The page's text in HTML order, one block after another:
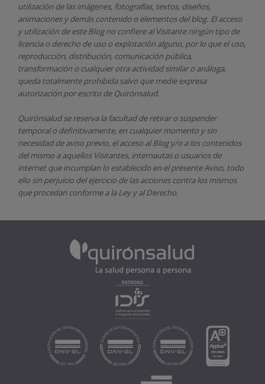
utilización de las imágenes, fotografías, textos, diseños,
animaciones y demás contenido o elementos del blog. El acceso
y utilización de este Blog no confiere al Visitante ningún tipo de
licencia o derecho de uso o explotación alguno, por lo que el uso,
reproducción, distribución, comunicación pública,
transformación o cualquier otra actividad similar o análoga,
queda totalmente prohibida salvo que medie expresa
autorización por escrito de Quirónsalud.
Quirónsaludse reserva la facultad de retirar o suspender
temporal o definitivamente, en cualquier momento y sin
necesidad de aviso previo, el acceso al Blog y/o a los contenidos
del mismo a aquellos Visitantes, internautas o usuarios de
internet que incumplan lo establecido en el presente Aviso, todo
ello sin perjuicio del ejercicio de las acciones contra los mismos
que procedan conforme a la Ley y al Derecho.